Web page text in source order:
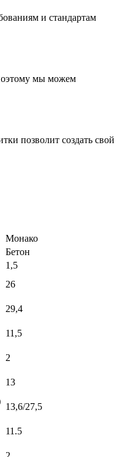
и стандартам
мы можем
позволит создать свой
Монако
Бетон
1,5
26
29,4
11,5
2
13
13,6/27,5
11.5